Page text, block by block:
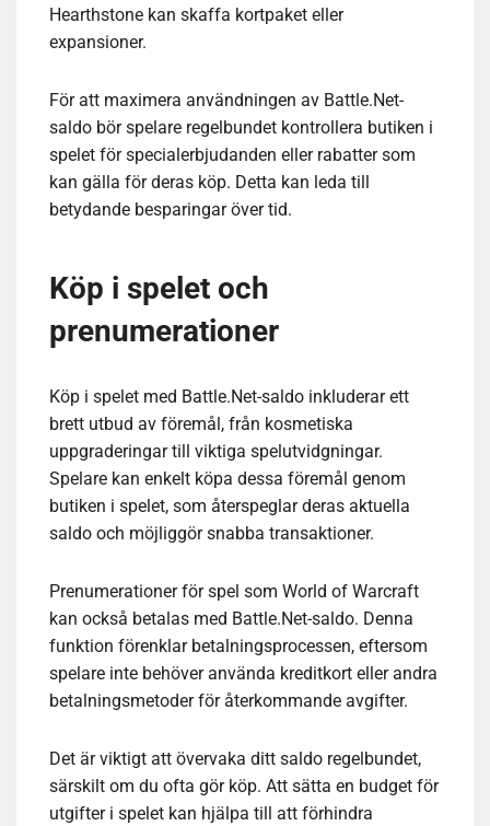
Hearthstone kan skaffa kortpaket eller
expansioner.
För att maximera användningen av Battle.Net-
saldo bör spelare regelbundet kontrollera butiken i
spelet för specialerbjudanden eller rabatter som
kan gälla för deras köp. Detta kan leda till
betydande besparingar över tid.
Köp i spelet och
prenumerationer
Köp i spelet med Battle.Net-saldo inkluderar ett
brett utbud av föremål, från kosmetiska
uppgraderingar till viktiga spelutvidgningar.
Spelare kan enkelt köpa dessa föremål genom
butiken i spelet, som återspeglar deras aktuella
saldo och möjliggör snabba transaktioner.
Prenumerationer för spel som World of Warcraft
kan också betalas med Battle.Net-saldo. Denna
funktion förenklar betalningsprocessen, eftersom
spelare inte behöver använda kreditkort eller andra
betalningsmetoder för återkommande avgifter.
Det är viktigt att övervaka ditt saldo regelbundet,
särskilt om du ofta gör köp. Att sätta en budget för
utgifter i spelet kan hjälpa till att förhindra